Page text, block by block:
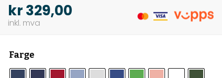
kr329,00
Farge